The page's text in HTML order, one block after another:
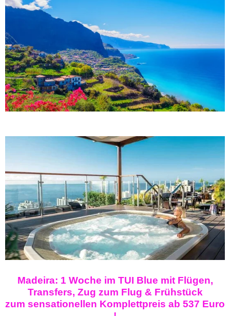
Madeira: 1 Woche im TUI Blue mit Flügen,
Transfers, Zug zum Flug & Frühstück
zum sensationellen Komplettpreis ab 537 Euro